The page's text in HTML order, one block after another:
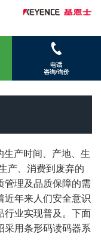
电话
咨询/询价
生产时间、产地、生
产、消费到废弃的
管理及品质保障的需
近年来人们安全意识
行业实现普及。下面
采用条形码读码器系